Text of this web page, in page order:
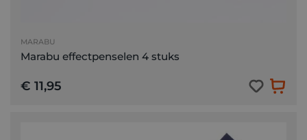
MARABU
Marabu effectpenselen 4 stuks
€ 11,95